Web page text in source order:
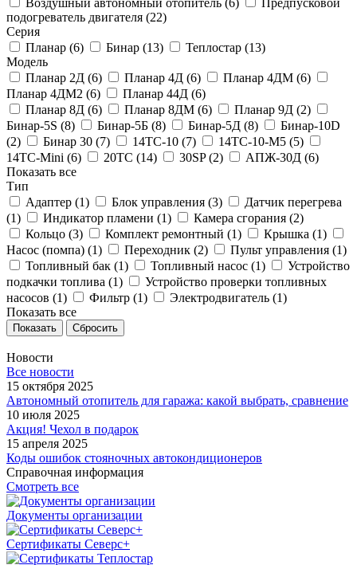
Воздушный автономный отопитель (6)
Предпусковой
подогреватель двигателя (22)
Серия
Планар (6) Бинар (13) Теплостар (13)
Модель
Планар 2Д (6) Планар 4Д (6) Планар 4ДМ (6)
Планар 4ДМ2 (6) Планар 44Д (6)
Планар 8Д (6) Планар 8ДМ (6) Планар 9Д (2)
Бинар-5S (8) Бинар-5Б (8) Бинар-5Д (8)
Бинар-10D
(2) Бинар 30 (7) 14ТС-10 (7) 14ТС-10-М5 (5)
14ТС-Mini (6) 20ТС (14) 30SP (2) АПЖ-30Д (6)
Показать все
Тип
Адаптер (1) Блок управления (3)
Датчик перегрева
(1) Индикатор пламени (1) Камера сгорания (2)
Кольцо (3) Комплект ремонтный (1) Крышка (1)
Насос (помпа) (1) Переходник (2) Пульт управления (1)
Топливный бак (1) Топливный насос (1)
Устройство
подкачки топлива (1)
Устройство проверки топливных
насосов (1) Фильтр (1) Электродвигатель (1)
Показать все
Сбросить
Новости
Все новости
15 октября 2025
Автономный отопитель для гаража: какой выбрать, сравнение
10 июля 2025
Акция! Чехол в подарок
15 апреля 2025
Коды ошибок стояночных автокондиционеров
Справочная информация
Смотреть все
Документы организации
Сертификаты Северс+